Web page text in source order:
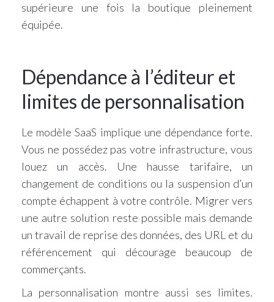
supérieure une fois la boutique pleinement
équipée.
Dépendance à l’éditeur et
limites de personnalisation
Le modèle SaaS implique une dépendance forte.
Vous ne possédez pas votre infrastructure, vous
louez un accès. Une hausse tarifaire, un
changement de conditions ou la suspension d’un
compte échappent à votre contrôle. Migrer vers
une autre solution reste possible mais demande
un travail de reprise des données, des URL et du
référencement qui décourage beaucoup de
commerçants.
La personnalisation montre aussi ses limites.